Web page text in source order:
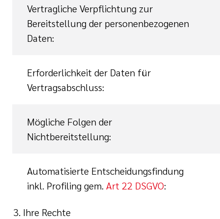
Vertragliche Verpflichtung zur
Bereitstellung der personenbezogenen
Daten:
Erforderlichkeit der Daten für
Vertragsabschluss:
Mögliche Folgen der
Nichtbereitstellung:
Automatisierte Entscheidungsfindung
inkl. Profiling gem. Art 22 DSGVO:
Ihre Rechte